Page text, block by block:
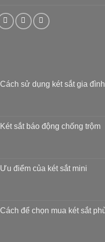
Cách sử dụng két sắt gia
Két sắt báo động chống trộm
Ưu điểm của két sắt mini
Cách để chọn mua két sắt